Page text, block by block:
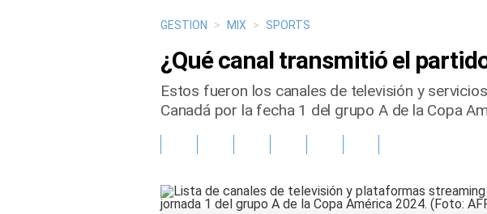
GESTION > MIX > SPORTS
¿Qué canal transmitió el
Estos fueron los canales de televisión y
Canadá por la fecha 1 del grupo A de la Copa